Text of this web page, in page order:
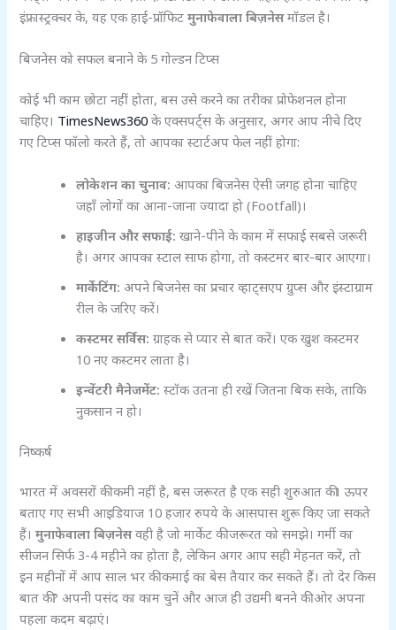
इंफ्रास्ट्रक्चर के, यह एक हाई-प्रॉफिटमुनाफेवाला बिज़नेसमॉडल है।
बिजनेस को सफल बनाने के 5 गोल्डन टिप्स
कोई भी काम छोटा नहीं होता, बस उसे करने का तरीका प्रोफेशनल होना
चाहिए। TimesNews360 के एक्सपर्ट्स के अनुसार, अगर आप नीचे दिए
गए टिप्स फॉलो करते हैं, तो आपका स्टार्टअप फेल नहीं होगा:
लोकेशन का चुनाव: आपका बिजनेस ऐसी जगह होना चाहिए
जहाँ लोगों का आना-जाना ज्यादा हो (Footfall)।
हाइजीन और सफाई: खाने-पीने के काम में सफाई सबसे जरूरी
है। अगर आपका स्टाल साफ होगा, तो कस्टमर बार-बार आएगा।
मार्केटिंग: अपने बिजनेस का प्रचार व्हाट्सएप ग्रुप्स और इंस्टाग्राम
रील के जरिए करें।
कस्टमर सर्विस: ग्राहक से प्यार से बात करें। एक खुश कस्टमर
10 नए कस्टमर लाता है।
इन्वेंटरी मैनेजमेंट: स्टॉक उतना ही रखें जितना बिक सके, ताकि
नुकसान न हो।
निष्कर्ष
भारत में अवसरों की कमी नहीं है, बस जरूरत है एक सही शुरुआत की। ऊपर
बताए गए सभी आइडियाज 10 हजार रुपये के आसपास शुरू किए जा सकते
हैं।मुनाफेवाला बिज़नेसवही है जो मार्केट की जरूरत को समझे। गर्मी का
सीजन सिर्फ 3-4 महीने का होता है, लेकिन अगर आप सही मेहनत करें, तो
इन महीनों में आप साल भर की कमाई का बेस तैयार कर सकते हैं। तो देर किस
बात की? अपनी पसंद का काम चुनें और आज ही उद्यमी बनने की ओर अपना
पहला कदम बढ़ाएं।